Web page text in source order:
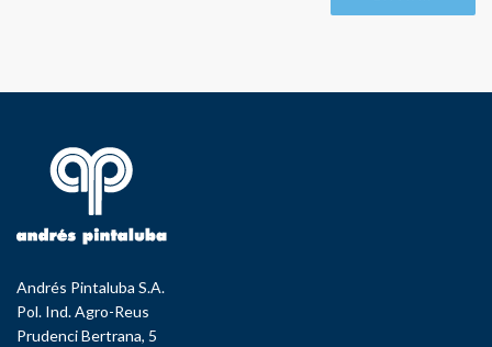
Andrés Pintaluba S.A.
Pol. Ind. Agro-Reus
Prudenci Bertrana, 5